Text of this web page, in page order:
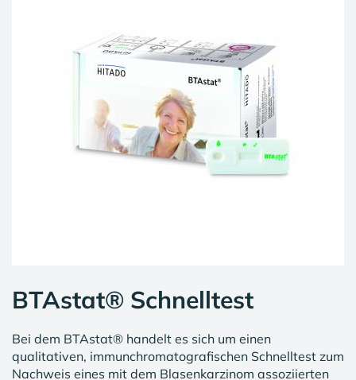
BTAstat® Schnelltest
Bei dem BTAstat® handelt es sich um einen
qualitativen, immunchromatografischen Schnelltest zum
Nachweis eines mit dem Blasenkarzinom assoziierten